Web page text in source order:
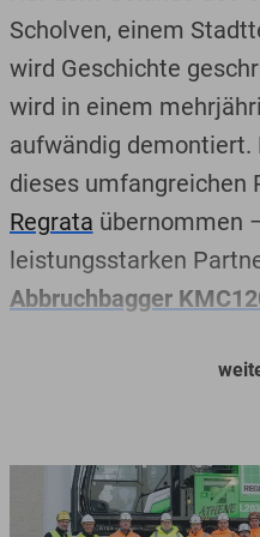
Scholven, einem
wird Geschichte
wird in einem
aufwändig demontiert.
dieses umfangreichen
Regrata übernommen
leistungsstarken
Abbruchbagger
Wahl für dieses
Mit einem High-Reach-